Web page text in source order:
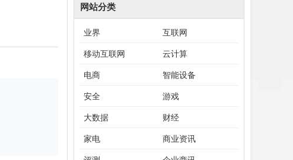
网站分类
业界 互联网
移动互联网 云计算
电商 智能设备
安全 游戏
大数据 财经
家电 商业资讯